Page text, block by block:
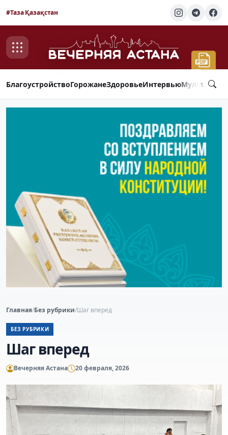
#Таза Қазақстан
БлагоустройствоГорожанеЗдоровьеИнтервью
Главная/Без рубрики/Шаг вперед
БЕЗ РУБРИКИ
Шаг вперед
Вечерняя Астана 20 февраля, 2026